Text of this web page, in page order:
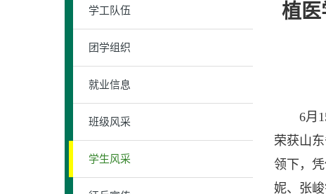
学工队伍
团学组织
就业信息
班级风采
学生风采
植医
6月15
荣获山
领下，
妮、张